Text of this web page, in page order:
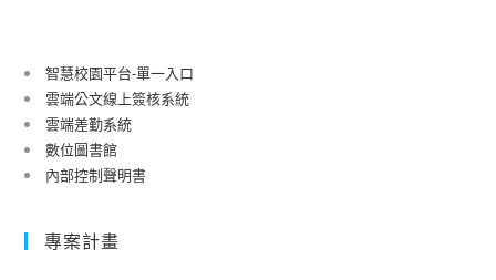
智慧校園平台-單一入口
雲端公文線上簽核系統
雲端差勤系統
數位圖書館
內部控制聲明書
專案計畫